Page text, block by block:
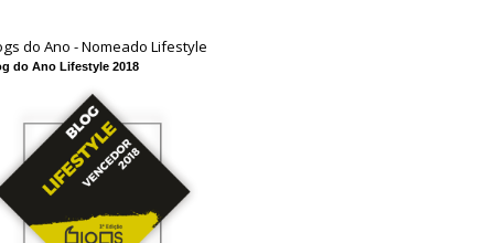
do Ano - Nomeado Lifestyle
do Ano Lifestyle 2018